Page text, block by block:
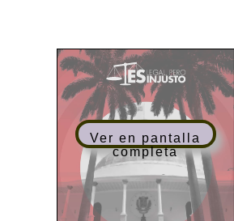
Ver en pantalla
completa